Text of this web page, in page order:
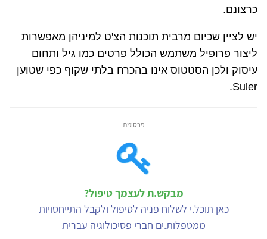
כרצונם.
יש לציין שכיום מרבית תוכנות הצ'ט למיניהן מאפשרות
ליצור פרופיל משתמש הכולל פרטים כמו גיל ותחום
עיסוק ולכן הסטטוס אינו בהכרח בלתי שקוף כפי שטוען
Suler
.
- פרסומת -
מבקש.ת לעצמך טיפול?
כאן תוכל.י לשלוח פניה לטיפול ולקבל התייחסויות
ממטפלות.ים חברי פסיכולוגיה עברית